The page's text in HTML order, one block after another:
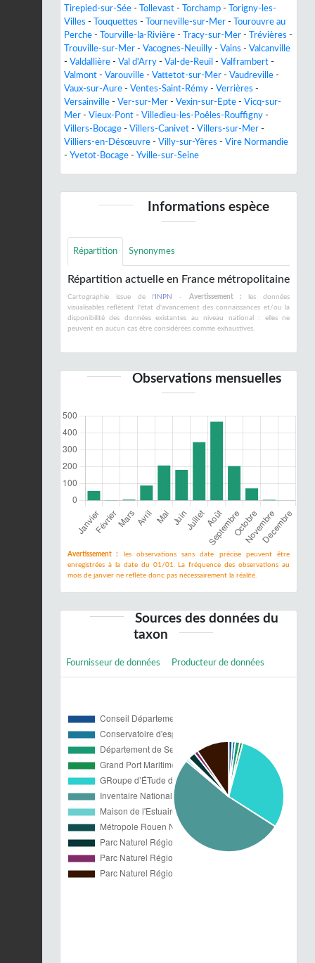
Tirepied-sur-Sée - Tollevast - Torchamp -
Torigny-les-
Villes - Touquettes - Tourneville-sur-Mer -
Tourouvre au
Perche - Tourville-la-Rivière - Tracy-sur-Mer - Trévières -
Trouville-sur-Mer - Vacognes-Neuilly - Vains - Valcanville
- Valdallière - Val d'Arry - Val-de-Reuil - Valframbert -
Valmont - Varouville - Vattetot-sur-Mer - Vaudreville -
Vaux-sur-Aure - Ventes-Saint-Rémy - Verrières -
Versainville - Ver-sur-Mer - Vexin-sur-Epte - Vicq-sur-
Mer - Vieux-Pont - Villedieu-les-Poêles-Rouffigny -
Villers-Bocage - Villers-Canivet - Villers-sur-Mer -
Villiers-en-Désœuvre - Villy-sur-Yères - Vire Normandie
- Yvetot-Bocage - Yville-sur-Seine
Informations espèce
Répartition Synonymes
Répartition actuelle en France métropolitaine
Cartographie issue de l' INPN - Avertissement : les données
visualisables reflètent l'état d'avancement des connaissances et/ou la
disponibilité des données existantes au niveau national : elles ne
peuvent en aucun cas être considérées comme exhaustives.
Observations mensuelles
Avertissement :
les observations sans date précise peuvent être
enregistrées à la date du 01/01. La fréquence des observations au
mois de janvier ne reflète donc pas nécessairement la réalité.
Sources des données du
taxon
Fournisseur de données Producteur de données